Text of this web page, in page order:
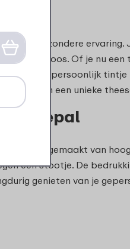
een bijzondere ervaring.
theedoos. Of je nu
een persoonlijk
van een unieke
bij Mepal
foto zijn gemaakt van
een stootje. De
genieten van je